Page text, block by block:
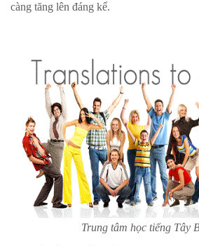
càng tăng lên đáng kể.
Trung tâm học tiếng Tây